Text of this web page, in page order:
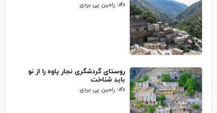
✍: رامین پی بردی
روستای گردشگری نجار پاوه را از نو
باید شناخت
✍: رامین پی بردی